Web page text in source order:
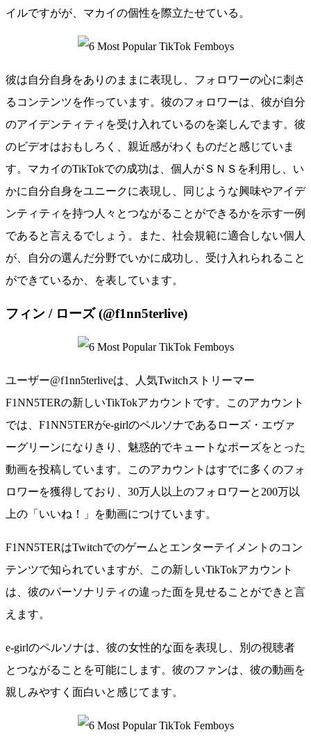
イルですがが、マカイの個性を際立たせている。
彼は自分自身をありのままに表現し、フォロワーの心に刺さ
るコンテンツを作っています。彼のフォロワーは、彼が自分
のアイデンティティを受け入れているのを楽しんでます。彼
のビデオはおもしろく、親近感がわくものだと感じていま
す。マカイのTikTokでの成功は、個人がＳＮＳを利用し、い
かに自分自身をユニークに表現し、同じような興味やアイデ
ンティティを持つ人々とつながることができるかを示す一例
であると言えるでしょう。また、社会規範に適合しない個人
が、自分の選んだ分野でいかに成功し、受け入れられること
ができているか、を表しています。
フィン / ローズ (@f1nn5terlive)
ユーザー@f1nn5terliveは、人気Twitchストリーマー
F1NN5TERの新しいTikTokアカウントです。このアカウント
では、F1NN5TERがe-girlのペルソナであるローズ・エヴァ
ーグリーンになりきり、魅惑的でキュートなポーズをとった
動画を投稿しています。このアカウントはすでに多くのフォ
ロワーを獲得しており、30万人以上のフォロワーと200万以
上の「いいね！」を動画につけています。
F1NN5TERはTwitchでのゲームとエンターテイメントのコン
テンツで知られていますが、この新しいTikTokアカウント
は、彼のパーソナリティの違った面を見せることができと言
えます。
e-girlのペルソナは、彼の女性的な面を表現し、別の視聴者
とつながることを可能にします。彼のファンは、彼の動画を
親しみやすく面白いと感じてます。